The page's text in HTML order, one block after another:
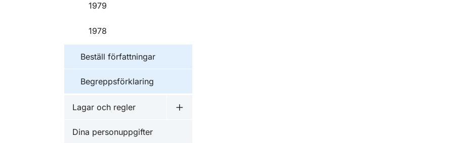
1979
1978
Beställ författningar
Begreppsförklaring
Lagar och regler
Undermeny för Lagar och regler
Dina personuppgifter